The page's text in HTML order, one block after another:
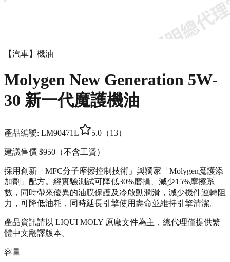
【汽車】機油
Molygen New Gener­a­tion 5W-
30 新一代魔護機油
產品編號: LM90471L 5.0 （13）
建議售價 $950 （不含工資）
採用創新「MFC分子摩擦控制技術」與獨家「Molygen魔護添
加劑」配方。經實驗測試可降低30%磨損、減少15%摩擦系
數，同時帶來優異的油膜保護及冷啟動潤滑，減少機件運轉阻
力，可降低油耗，同時延長引擎使用壽命並維持引擎清潔。
產品資訊請以 LIQUI MOLY 原廠文件為主，總代理僅提供繁
體中文翻譯版本。
容量